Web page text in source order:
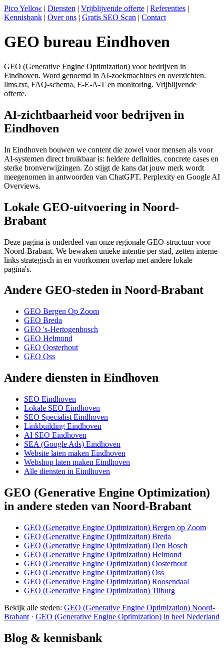
Pico Yellow | Diensten | Vrijblijvende offerte | Referenties |
Kennisbank | Over ons | Gratis SEO Scan | Contact
GEO bureau Eindhoven
GEO (Generative Engine Optimization) voor bedrijven in
Eindhoven. Word genoemd in AI-zoekmachines en overzichten.
llms.txt, FAQ-schema, E-E-A-T en monitoring. Vrijblijvende
offerte.
AI-zichtbaarheid voor bedrijven in
Eindhoven
In Eindhoven bouwen we content die zowel voor mensen als voor
AI-systemen direct bruikbaar is: heldere definities, concrete cases en
sterke bronverwijzingen. Zo stijgt de kans dat jouw merk wordt
meegenomen in antwoorden van ChatGPT, Perplexity en Google AI
Overviews.
Lokale GEO-uitvoering in Noord-
Brabant
Deze pagina is onderdeel van onze regionale GEO-structuur voor
Noord-Brabant. We bewaken unieke intentie per stad, zetten interne
links strategisch in en voorkomen overlap met andere lokale
pagina's.
Andere GEO-steden in Noord-Brabant
GEO Bergen Op Zoom
GEO Breda
GEO 's-Hertogenbosch
GEO Helmond
GEO Oosterhout
GEO Oss
Andere diensten in Eindhoven
SEO Eindhoven
Lokale SEO Eindhoven
SEO Specialist Eindhoven
Linkbuilding Eindhoven
AI SEO Eindhoven
SEA (Google Ads) Eindhoven
Website laten maken Eindhoven
Webshop laten maken Eindhoven
Alle diensten in Eindhoven
GEO (Generative Engine Optimization)
in andere steden van Noord-Brabant
GEO (Generative Engine Optimization) Bergen op Zoom
GEO (Generative Engine Optimization) Breda
GEO (Generative Engine Optimization) Den Bosch
GEO (Generative Engine Optimization) Helmond
GEO (Generative Engine Optimization) Oosterhout
GEO (Generative Engine Optimization) Oss
GEO (Generative Engine Optimization) Roosendaal
GEO (Generative Engine Optimization) Tilburg
Bekijk alle steden: GEO (Generative Engine Optimization) Noord-
Brabant · GEO (Generative Engine Optimization) in heel Nederland
Blog & kennisbank